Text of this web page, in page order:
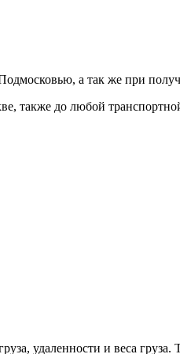
а так же при
также до любой
удаленности и веса